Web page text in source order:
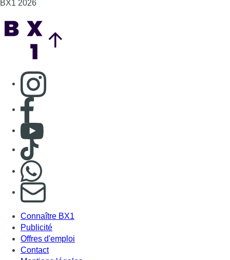
BX1 2026
Consulter page Instagram
Consulter page Facebook
Consulter Youtube
Consulter TikTok
S'abonner à notre newsletter
Connaître BX1
Publicité
Offres d'emploi
Contact